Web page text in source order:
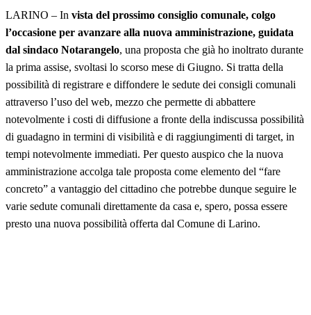
LARINO – In vista del prossimo consiglio comunale, colgo
l’occasione per avanzare alla nuova amministrazione, guidata
dal sindaco Notarangelo, una proposta che già ho inoltrato durante
la prima assise, svoltasi lo scorso mese di Giugno. Si tratta della
possibilità di registrare e diffondere le sedute dei consigli comunali
attraverso l’uso del web, mezzo che permette di abbattere
notevolmente i costi di diffusione a fronte della indiscussa possibilità
di guadagno in termini di visibilità e di raggiungimenti di target, in
tempi notevolmente immediati. Per questo auspico che la nuova
amministrazione accolga tale proposta come elemento del “fare
concreto” a vantaggio del cittadino che potrebbe dunque seguire le
varie sedute comunali direttamente da casa e, spero, possa essere
presto una nuova possibilità offerta dal Comune di Larino.